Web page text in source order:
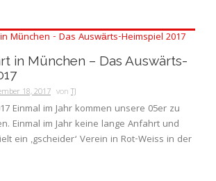
in München – Das Auswärts-
18, 2017 von TJ
Einmal im Jahr kommen unsere 05er zu
Einmal im Jahr keine lange Anfahrt und
ein ‚gscheider‘ Verein in Rot-Weiss in der